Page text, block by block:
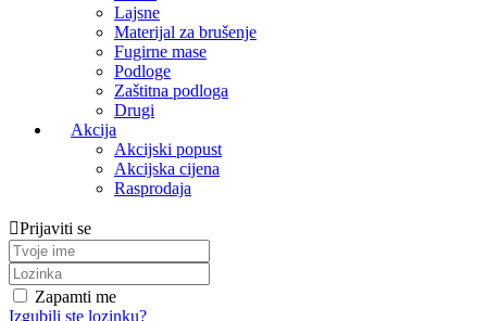
Lajsne
Materijal za brušenje
Fugirne mase
Podloge
Zaštitna podloga
Drugi
Akcija
Akcijski popust
Akcijska cijena
Rasprodaja
Prijaviti se
Zapamti me
Izgubili ste lozinku?